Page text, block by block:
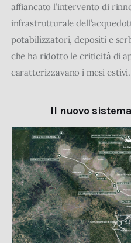
affiancato l’intervento di
infrastrutturale
potabilizzatori, depositi e
che ha ridotto le criticità di
caratterizzavano i mesi estivi.
Il nuovo